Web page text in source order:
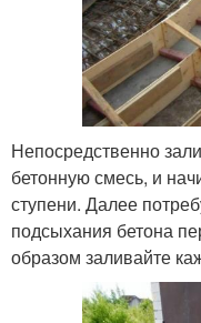
Непосредственно
бетонную смесь, и
ступени. Далее
подсыхания бетона
образом заливайте